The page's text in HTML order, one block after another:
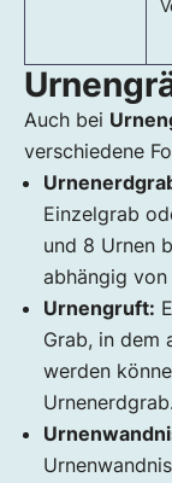
Auch bei
verschiedene
Einzelgrab
und 8 Urnen
abhängig
Urnengruft:
Grab, in dem
werden
Urnenerdgrab.